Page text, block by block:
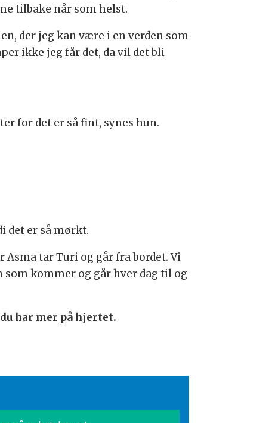
tilbake når som helst.
der jeg kan være i en verden som
ikke jeg får det, da vil det bli
for det er så fint, synes hun.
det er så mørkt.
tar Turi og går fra bordet. Vi
kommer og går hver dag til og
har mer på hjertet.